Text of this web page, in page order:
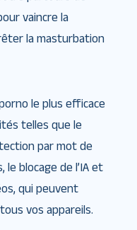
vaincre la
la masturbation
le plus efficace
telles que le
par mot de
le blocage de l’IA et
qui peuvent
vos appareils.